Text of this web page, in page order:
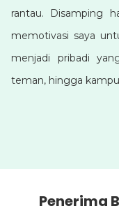
rantau. Disamping
memotivasi saya
menjadi pribadi
teman, hingga
Penerima